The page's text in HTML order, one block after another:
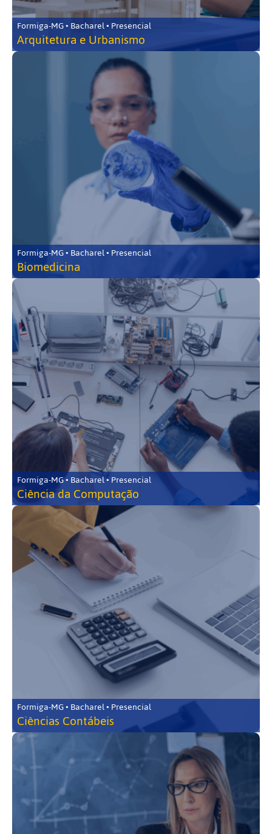
Formiga-MG • Bacharel • Presencial
Arquitetura e Urbanismo
Formiga-MG • Bacharel • Presencial
Biomedicina
Formiga-MG • Bacharel • Presencial
Ciência da Computação
Formiga-MG • Bacharel • Presencial
Ciências Contábeis